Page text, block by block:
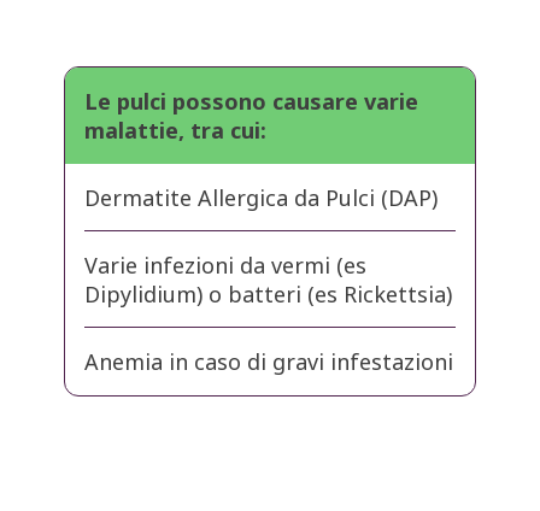
Le pulci possono causare varie
malattie, tra cui:
Dermatite Allergica da Pulci (DAP)
Varie infezioni da vermi (es
Dipylidium) o batteri (es Rickettsia)
Anemia in caso di gravi infestazioni